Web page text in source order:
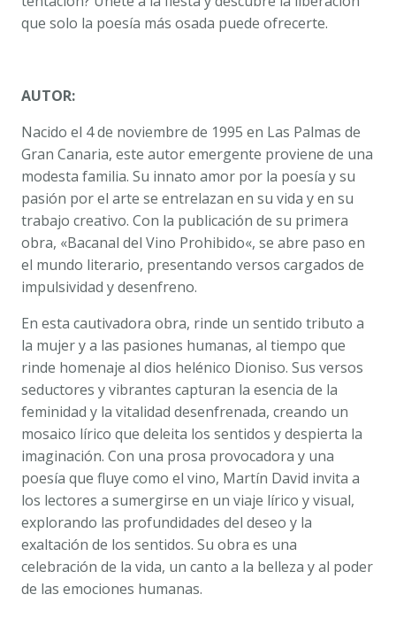
que solo la poesía más osada puede ofrecerte.
AUTOR:
Nacido el 4 de noviembre de 1995 en Las Palmas de
Gran Canaria, este autor emergente proviene de una
modesta familia. Su innato amor por la poesía y su
pasión por el arte se entrelazan en su vida y en su
trabajo creativo. Con la publicación de su primera
obra, «Bacanal del Vino Prohibido«, se abre paso en
el mundo literario, presentando versos cargados de
impulsividad y desenfreno.
En esta cautivadora obra, rinde un sentido tributo a
la mujer y a las pasiones humanas, al tiempo que
rinde homenaje al dios helénico Dioniso. Sus versos
seductores y vibrantes capturan la esencia de la
feminidad y la vitalidad desenfrenada, creando un
mosaico lírico que deleita los sentidos y despierta la
imaginación. Con una prosa provocadora y una
poesía que fluye como el vino, Martín David invita a
los lectores a sumergirse en un viaje lírico y visual,
explorando las profundidades del deseo y la
exaltación de los sentidos. Su obra es una
celebración de la vida, un canto a la belleza y al poder
de las emociones humanas.